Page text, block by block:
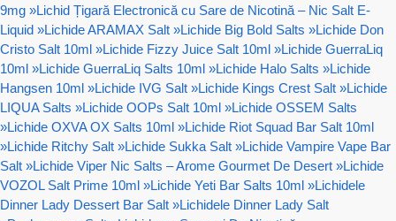
9mg »Lichid Țigară Electronică cu Sare de Nicotină – Nic Salt E-
Liquid »Lichide ARAMAX Salt »Lichide Big Bold Salts »Lichide Don
Cristo Salt 10ml »Lichide Fizzy Juice Salt 10ml »Lichide GuerraLiq
10ml »Lichide GuerraLiq Salts 10ml »Lichide Halo Salts »Lichide
Hangsen 10ml »Lichide IVG Salt »Lichide Kings Crest Salt »Lichide
LIQUA Salts »Lichide OOPs Salt 10ml »Lichide OSSEM Salts
»Lichide OXVA OX Salts 10ml »Lichide Riot Squad Bar Salt 10ml
»Lichide Ritchy Salt »Lichide Sukka Salt »Lichide Vampire Vape Bar
Salt »Lichide Viper Nic Salts – Arome Gourmet De Desert »Lichide
VOZOL Salt Prime 10ml »Lichide Yeti Bar Salts 10ml »Lichidele
Dinner Lady Dessert Bar Salt »Lichidele Dinner Lady Salt